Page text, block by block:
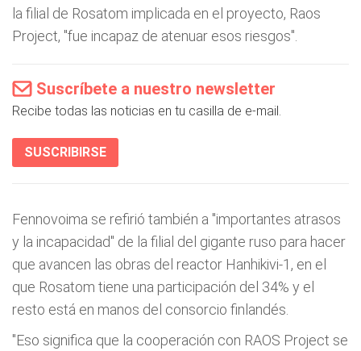
la filial de Rosatom implicada en el proyecto, Raos
Project, "fue incapaz de atenuar esos riesgos".
Suscríbete a nuestro newsletter
Recibe todas las noticias en tu casilla de e-mail.
SUSCRIBIRSE
Fennovoima se refirió también a "importantes atrasos
y la incapacidad" de la filial del gigante ruso para hacer
que avancen las obras del reactor Hanhikivi-1, en el
que Rosatom tiene una participación del 34% y el
resto está en manos del consorcio finlandés.
"Eso significa que la cooperación con RAOS Project se